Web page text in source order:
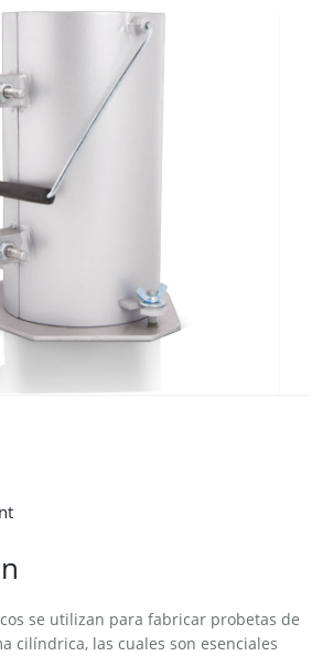
se utilizan para fabricar probetas de
cilíndrica, las cuales son esenciales